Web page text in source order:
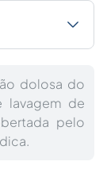
dolosa do
lavagem de
pelo